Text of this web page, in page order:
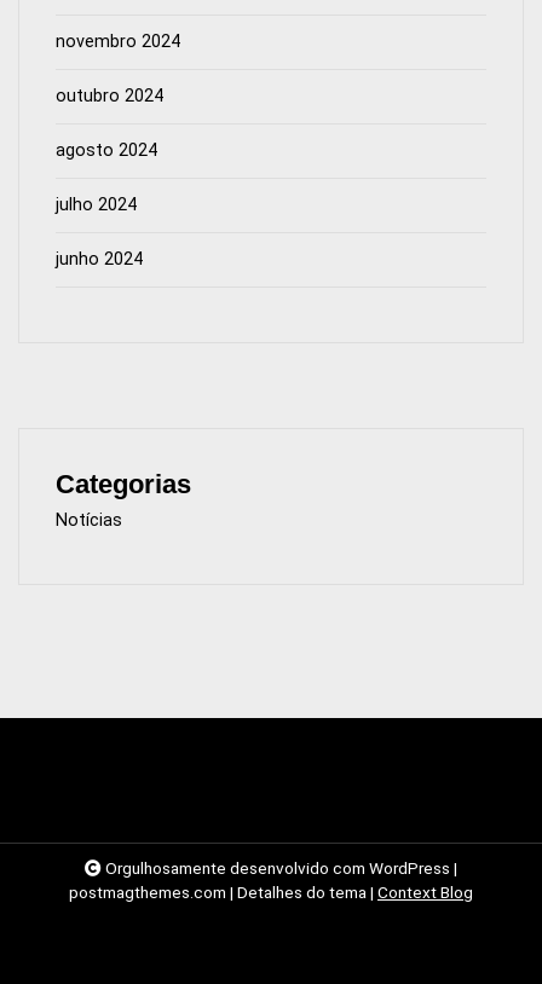
novembro 2024
outubro 2024
agosto 2024
julho 2024
junho 2024
Categorias
Notícias
Orgulhosamente desenvolvido com WordPress |
postmagthemes.com | Detalhes do tema | Context Blog